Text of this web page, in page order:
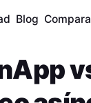
Blog